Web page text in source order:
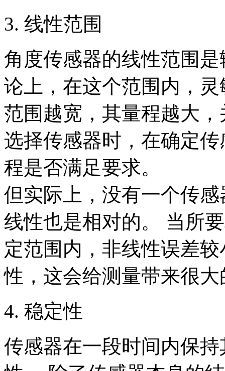
3. 线性范围
角度传感器的线性范围
论上，在这个范围内，
范围越宽，其量程越大
选择传感器时，在确定
程是否满足要求。
但实际上，没有一个传
线性也是相对的。 当所
定范围内，非线性误差
性，这会给测量带来很
4. 稳定性
传感器在一段时间内保